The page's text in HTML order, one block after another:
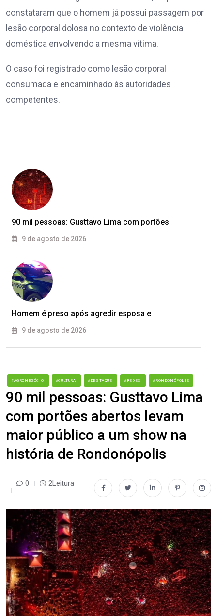
constataram que o homem já possui passagem por
lesão corporal dolosa no contexto de violência
doméstica envolvendo a mesma vítima.
O caso foi registrado como lesão corporal
consumada e encaminhado às autoridades
competentes.
90 mil pessoas: Gusttavo Lima com portões
9 de agosto de 2026
Homem é preso após agredir esposa e
9 de agosto de 2026
#AGRONEGÓCIO #CULTURA #DESTAQUE #REDES #RONDONÓPOLIS
90 mil pessoas: Gusttavo Lima
com portões abertos levam
maior público a um show na
história de Rondonópolis
0 2Leitura